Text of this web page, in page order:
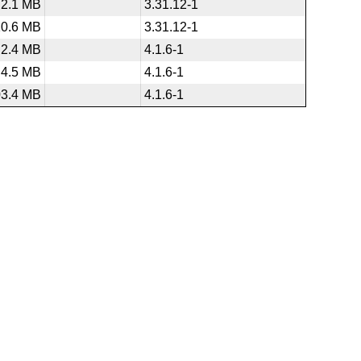
2.1 MB
3.31.12-1
MB
3.31.12-1
2.4 MB
4.1.6-1
4.5 MB
4.1.6-1
MB
4.1.6-1